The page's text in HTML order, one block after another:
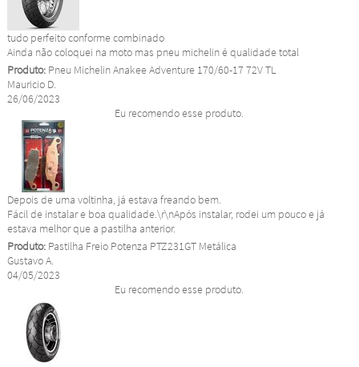
tudo perfeito conforme combinado
Ainda não coloquei na moto mas pneu michelin é qualidade total
Produto:Pneu Michelin Anakee Adventure 170/60-17 72V TL
Mauricio D.
26/06/2023
Eu recomendo esse produto.
Depois de uma voltinha, já estava freando bem.
Fácil de instalar e boa qualidade.\r\nApós instalar, rodei um pouco e já
estava melhor que a pastilha anterior.
Produto:Pastilha Freio Potenza PTZ231GT Metálica
Gustavo A.
04/05/2023
Eu recomendo esse produto.